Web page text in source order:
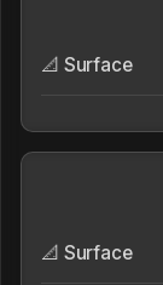
📐 Surface
📐 Surface